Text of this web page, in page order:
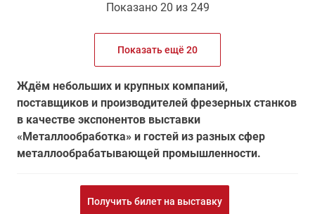
Показано 20 из 249
Показать ещё 20
Ждём небольших и крупных компаний,
поставщиков и производителей фрезерных станков
в качестве экспонентов выставки
«Металлообработка» и гостей из разных сфер
металлообрабатывающей промышленности.
Получить билет на выставку